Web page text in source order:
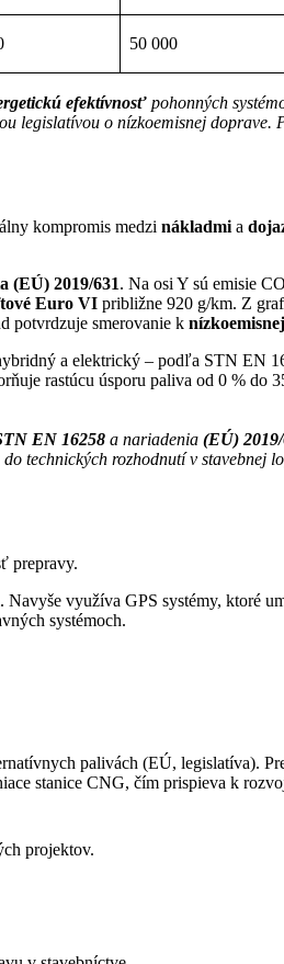
50 000
efektívnosť pohonných
legislatívou o nízkoemisnej
kompromis medzi nákladmi a
(EÚ) 2019/631. Na osi Y sú emisie
Euro VI približne 920 g/km. Z
potvrdzuje smerovanie k
EN 16258 a nariadenia (EÚ)
technických rozhodnutí v stavebnej
prepravy.
využíva GPS systémy, ktoré
systémoch.
palivách (EÚ, legislatíva).
stanice CNG, čím prispieva k
projektov.